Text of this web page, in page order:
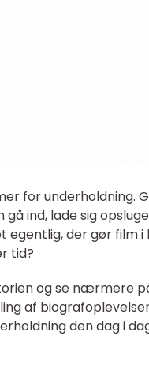
for underholdning.
ind, lade sig
egentlig, der gør film
tid?
og se nærmere
af
den dag i